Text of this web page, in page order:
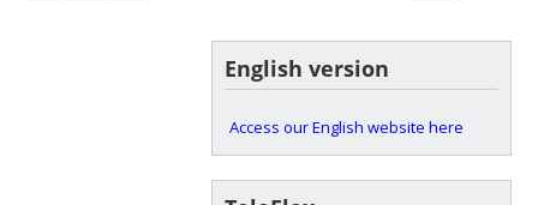
English version
Access our English website here